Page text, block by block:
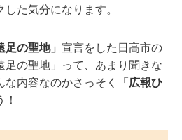
た気分になります。
足の聖地」 宣言をした日高市の
足の聖地」って、あまり聞きな
内容なのかさっそく
「広報ひ